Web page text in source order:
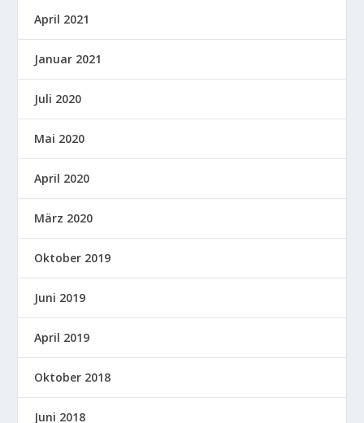
April 2021
Januar 2021
Juli 2020
Mai 2020
April 2020
März 2020
Oktober 2019
Juni 2019
April 2019
Oktober 2018
Juni 2018